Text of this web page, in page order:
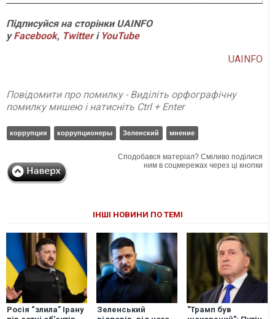
Підписуйся на сторінки UAINFO
уFacebook, Twitterі YouTube
UAINFO
Повідомити про помилку - Виділіть орфографічну
помилку мишею і натисніть Ctrl + Enter
коррупция коррупционеры Зеленский мнение
Сподобався матеріал? Сміливо поділися
ним в соцмережах через ці кнопки
ІНШІ НОВИНИ ПО ТЕМІ
Росія “злила” Ірану
Зеленський
"Трамп був